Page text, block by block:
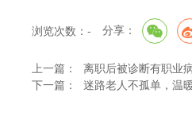
浏览次数： - 分享：
上一篇：
离职后被诊断有职业
下一篇：
迷路老人不孤单，温